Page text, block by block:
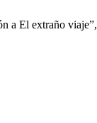
a El extraño viaje”,